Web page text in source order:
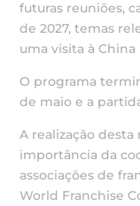
futuras reuniões,
de 2027, temas
uma visita à China
O programa
de maio e a
A realização
importância da
associações de
World Franchise